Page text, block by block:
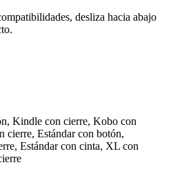
desliza hacia abajo
, Kindle con cierre, Kobo con
cierre, Estándar con botón,
, Estándar con cinta, XL con